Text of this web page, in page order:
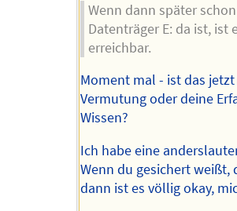
Wenn dann später
Datenträger E: da ist, ist
erreichbar.
Moment mal - ist das
Vermutung oder deine
Wissen?
Ich habe eine
Wenn du gesichert weißt,
dann ist es völlig okay,